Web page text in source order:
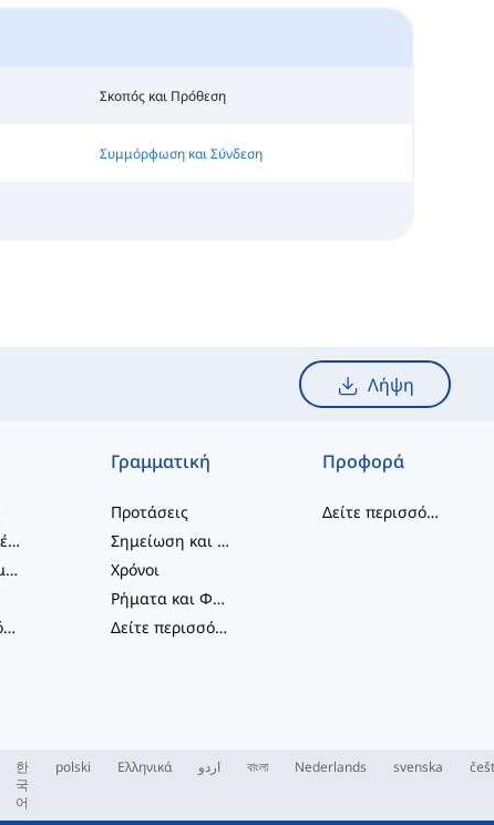
Σκοπός και Πρόθεση
Συμμόρφωση και Σύνδεση
Λήψη
συνδυασμοί λέξεων
Φραστικά Ρήματα
Δείτε περισσότερα
Γραμματική
Προτάσεις
Σημείωση και Ορθογραφία
Χρόνοι
Ρήματα και Φωνές
Δείτε περισσότερα
Προφορά
Δείτε περισσότερα
한
국
어
polski Ελληνικά اردو বাংলা Nederlands svenska